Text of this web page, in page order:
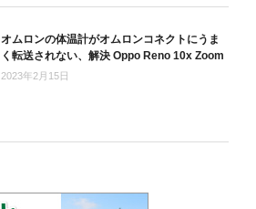
オムロンの体温計がオムロンコネクトにうま
く転送されない、解決 Oppo Reno 10x Zoom
2023年2月15日